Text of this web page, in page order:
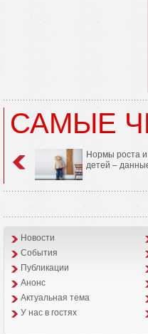
САМЫЕ
Нормы роста и
детей –
Новости
События
Публикации
Анонс
Aктуальная тема
У нас в гостях